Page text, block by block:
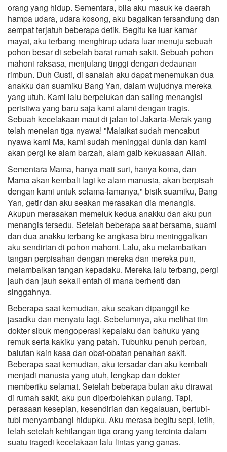
orang yang hidup. Sementara, bila aku masuk ke daerah
hampa udara, udara kosong, aku bagaikan tersandung dan
sempat terjatuh beberapa detik. Begitu ke luar kamar
mayat, aku terbang menghirup udara luar menuju sebuah
pohon besar di sebelah barat rumah sakit. Sebuah pohon
mahoni raksasa, menjulang tinggi dengan dedaunan
rimbun. Duh Gusti, di sanalah aku dapat menemukan dua
anakku dan suamiku Bang Yan, dalam wujudnya mereka
yang utuh. Kami lalu berpelukan dan saling menangisi
peristiwa yang baru saja kami alami dengan tragis.
Sebuah kecelakaan maut di jalan tol Jakarta-Merak yang
telah menelan tiga nyawa! "Malaikat sudah mencabut
nyawa kami Ma, kami sudah meninggal dunia dan kami
akan pergi ke alam barzah, alam gaib kekuasaan Allah.
Sementara Mama, hanya mati suri, hanya koma, dan
Mama akan kembali lagi ke alam manusia, akan berpisah
dengan kami untuk selama-lamanya," bisik suamiku, Bang
Yan, getir dan aku seakan merasakan dia menangis.
Akupun merasakan memeluk kedua anakku dan aku pun
menangis tersedu. Setelah beberapa saat bersama, suami
dan dua anakku terbang ke angkasa biru meninggalkan
aku sendirian di pohon mahoni. Lalu, aku melambaikan
tangan perpisahan dengan mereka dan mereka pun,
melambaikan tangan kepadaku. Mereka lalu terbang, pergi
jauh dan jauh sekali entah di mana berhenti dan
singgahnya.
Beberapa saat kemudian, aku seakan dipanggil ke
jasadku dan menyatu lagi. Sebelumnya, aku melihat tim
dokter sibuk mengoperasi kepalaku dan bahuku yang
remuk serta kakiku yang patah. Tubuhku penuh perban,
balutan kain kasa dan obat-obatan penahan sakit.
Beberapa saat kemudian, aku tersadar dan aku kembali
menjadi manusia yang utuh, lengkap dan dokter
memberiku selamat. Setelah beberapa bulan aku dirawat
di rumah sakit, aku pun diperbolehkan pulang. Tapi,
perasaan kesepian, kesendirian dan kegalauan, bertubi-
tubi menyambangi hidupku. Aku merasa begitu sepi, letih,
lelah setelah kehilangan tiga orang yang tercinta dalam
suatu tragedi kecelakaan lalu lintas yang ganas.